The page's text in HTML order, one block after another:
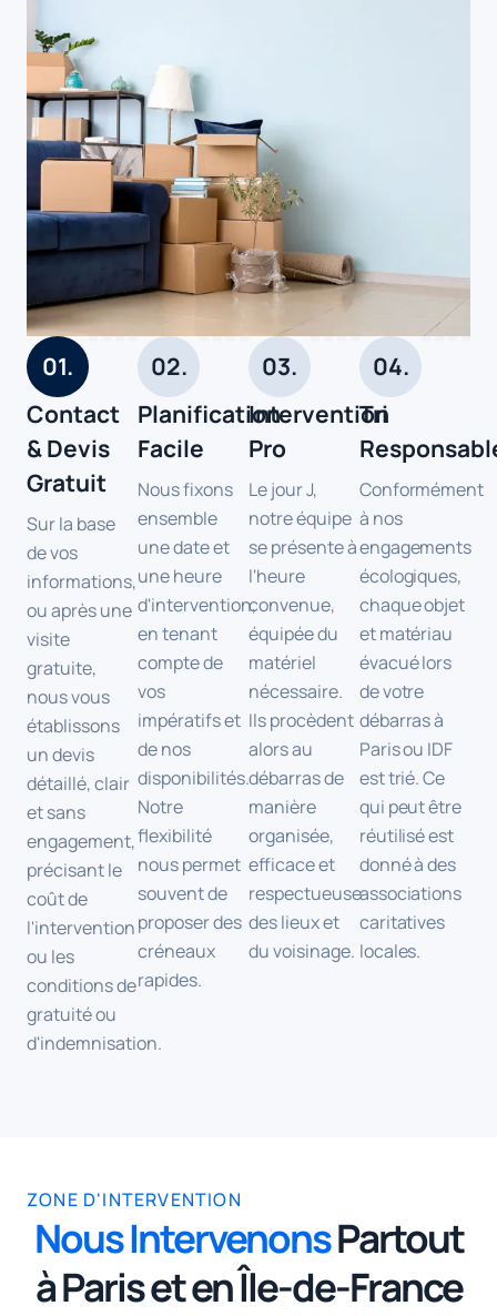
01.
Contact
& Devis
Gratuit
Sur la base
de vos
informations,
ou après une
visite
gratuite,
nous vous
établissons
un devis
détaillé, clair
et sans
engagement,
précisant le
coût de
l'intervention
ou les
conditions de
gratuité ou
d'indemnisation.
02.
Planification
Facile
Nous fixons
ensemble
une date et
une heure
d'intervention,
en tenant
compte de
vos
impératifs et
de nos
disponibilités.
Notre
flexibilité
nous permet
souvent de
proposer des
créneaux
rapides.
03.
Intervention
Pro
Le jour J,
notre équipe
se présente à
l'heure
convenue,
équipée du
matériel
nécessaire.
Ils procèdent
alors au
débarras de
manière
organisée,
efficace et
respectueuse
des lieux et
du voisinage.
04.
Tri
Conformément
à nos
engagements
écologiques,
chaque objet
et matériau
évacué lors
de votre
débarras à
Paris ou IDF
est trié. Ce
qui peut être
réutilisé est
donné à des
associations
caritatives
locales.
ZONE D'INTERVENTION
Nous IntervenonsPartout
à Paris et en Île-de-France